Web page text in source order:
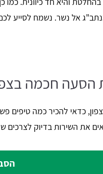
אל נשר. נשמח לסייע
הסעה חכמה
כדאי להכיר כמה טיפים
את השירות בדיוק לצרכים